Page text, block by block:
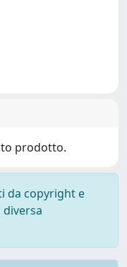
prodotto.
da copyright e